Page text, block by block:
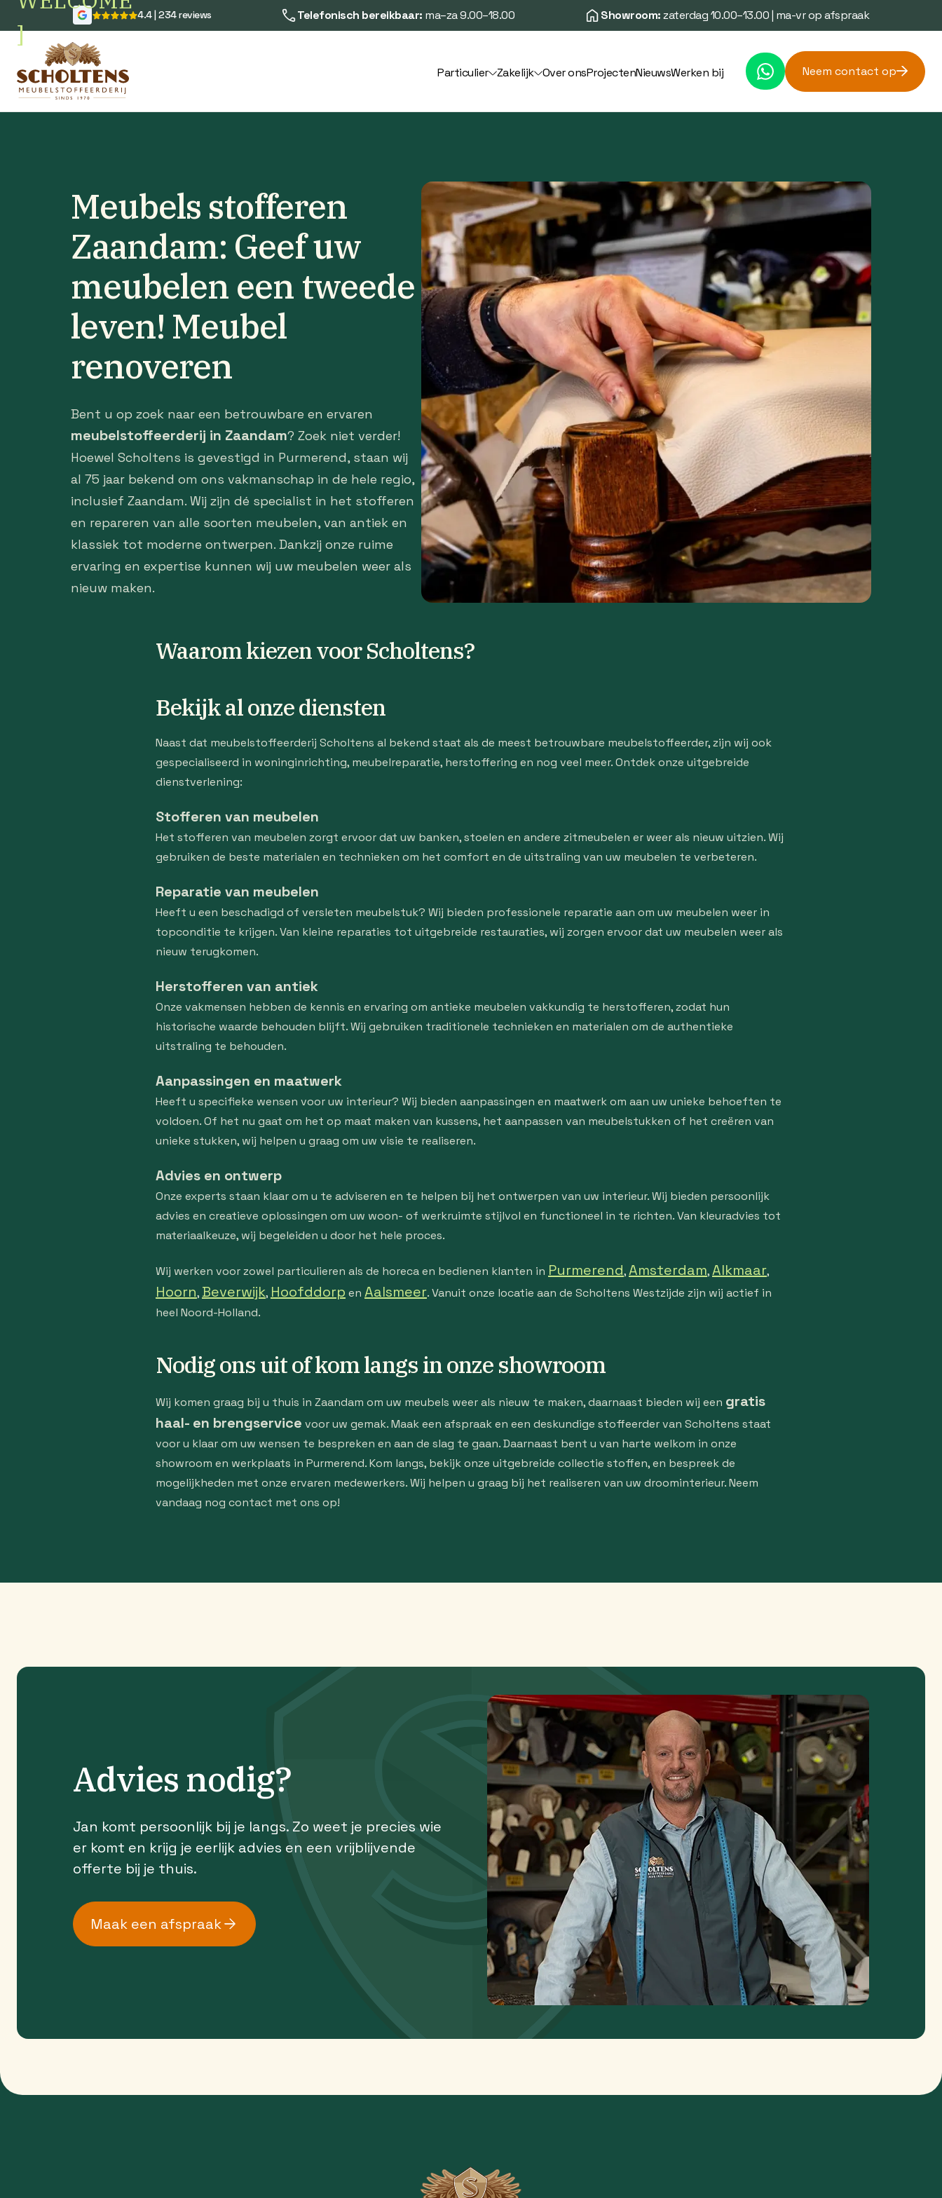
]
4.4 | 234 reviews Telefonisch bereikbaar: ma–za 9.00–18.00 Showroom:zaterdag 10.00–13.00 | ma-vr op afspraak
Particulier Zakelijk Over onsProjectenNieuwsWerken bij Neem contact op
Meubels stofferen
Zaandam: Geef uw
meubelen een tweede
leven! Meubel
renoveren
Bent u op zoek naar een betrouwbare en ervaren
meubelstoffeerderij in Zaandam? Zoek niet verder!
Hoewel Scholtens is gevestigd in Purmerend, staan wij
al 75 jaar bekend om ons vakmanschap in de hele regio,
inclusief Zaandam. Wij zijn dé specialist in het stofferen
en repareren van alle soorten meubelen, van antiek en
klassiek tot moderne ontwerpen. Dankzij onze ruime
ervaring en expertise kunnen wij uw meubelen weer als
nieuw maken.
Waarom kiezen voor Scholtens?
Bekijk al onze diensten
Naast dat meubelstoffeerderij Scholtens al bekend staat als de meest betrouwbare meubelstoffeerder, zijn wij ook
gespecialiseerd in woninginrichting, meubelreparatie, herstoffering en nog veel meer. Ontdek onze uitgebreide
dienstverlening:
Stofferen van meubelen
Het stofferen van meubelen zorgt ervoor dat uw banken, stoelen en andere zitmeubelen er weer als nieuw uitzien. Wij
gebruiken de beste materialen en technieken om het comfort en de uitstraling van uw meubelen te verbeteren.
Reparatie van meubelen
Heeft u een beschadigd of versleten meubelstuk? Wij bieden professionele reparatie aan om uw meubelen weer in
topconditie te krijgen. Van kleine reparaties tot uitgebreide restauraties, wij zorgen ervoor dat uw meubelen weer als
nieuw terugkomen.
Herstofferen van antiek
Onze vakmensen hebben de kennis en ervaring om antieke meubelen vakkundig te herstofferen, zodat hun
historische waarde behouden blijft. Wij gebruiken traditionele technieken en materialen om de authentieke
uitstraling te behouden.
Aanpassingen en maatwerk
Heeft u specifieke wensen voor uw interieur? Wij bieden aanpassingen en maatwerk om aan uw unieke behoeften te
voldoen. Of het nu gaat om het op maat maken van kussens, het aanpassen van meubelstukken of het creëren van
unieke stukken, wij helpen u graag om uw visie te realiseren.
Advies en ontwerp
Onze experts staan klaar om u te adviseren en te helpen bij het ontwerpen van uw interieur. Wij bieden persoonlijk
advies en creatieve oplossingen om uw woon- of werkruimte stijlvol en functioneel in te richten. Van kleuradvies tot
materiaalkeuze, wij begeleiden u door het hele proces.
Wij werken voor zowel particulieren als de horeca en bedienen klanten in Purmerend,Amsterdam,Alkmaar,
Hoorn, Beverwijk, Hoofddorp en Aalsmeer. Vanuit onze locatie aan de Scholtens Westzijde zijn wij actief in
heel Noord-Holland.
Nodig ons uit of kom langs in onze showroom
Wij komen graag bij u thuis in Zaandam om uw meubels weer als nieuw te maken, daarnaast bieden wij een gratis
haal- en brengservice voor uw gemak. Maak een afspraak en een deskundige stoffeerder van Scholtens staat
voor u klaar om uw wensen te bespreken en aan de slag te gaan. Daarnaast bent u van harte welkom in onze
showroom en werkplaats in Purmerend. Kom langs, bekijk onze uitgebreide collectie stoffen, en bespreek de
mogelijkheden met onze ervaren medewerkers. Wij helpen u graag bij het realiseren van uw droominterieur. Neem
vandaag nog contact met ons op!
Advies nodig?
Jan komt persoonlijk bij je langs. Zo weet je precies wie
er komt en krijg je eerlijk advies en een vrijblijvende
offerte bij je thuis.
Maak een afspraak